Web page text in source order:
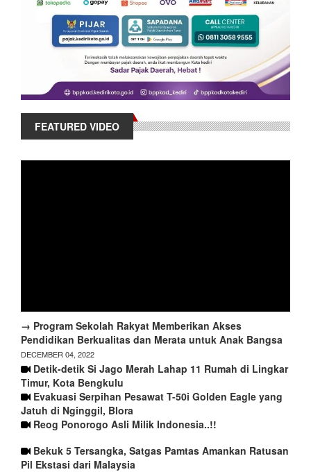
FEATURED VIDEO
→ Program Sekolah Rakyat Memberikan Akses
Pendidikan Berkualitas dan Merata untuk Anak Bangsa
DECEMBER 04, 2022
Detik-detik Si Jago Merah Lahap 11 Rumah di Lingkar
Timur, Kota Bengkulu
Evakuasi Serpihan Pesawat T-50i Golden Eagle yang
Jatuh di Nginggil, Blora
Reog Ponorogo Asli Milik Indonesia..!!
Bekuk 5 Tersangka, Satgas Pamtas Amankan Ratusan
Pil Ekstasi dari Malaysia